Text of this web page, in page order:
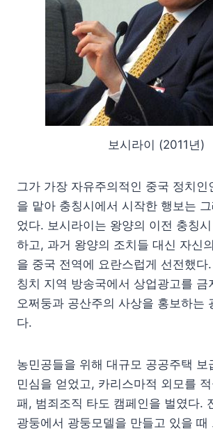
보시라이 (2011년)
그가 가장 자유주의적인 중국 정치인
을 맡아 충칭시에서 시작한 행보는
었다. 보시라이는 왕양의 이전 충칭
하고, 과거 왕양의 조치들 대신 자신
을 중국 전역에 요란스럽게 선전했다
칭치 지역 방송국에서 상업광고를 금
오쩌둥과 공산주의 사상을 홍보하는
다.
농민공들을 위해 대규모 공공주택 보
민심을 얻었고, 카리스마적 외모를
패, 범죄조직 타도 캠페인을 벌였다.
광둥에서 광둥모델을 만들고 있을 때